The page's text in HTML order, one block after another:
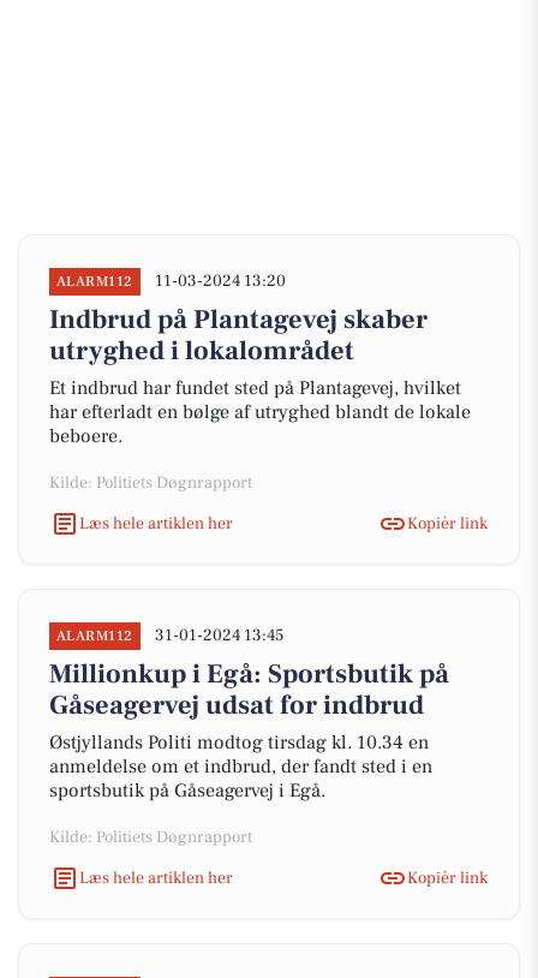
ALARM112 11-03-2024 13:20
Indbrud på Plantagevej skaber
utryghed i lokalområdet
Et indbrud har fundet sted på Plantagevej, hvilket
har efterladt en bølge af utryghed blandt de lokale
beboere.
Kilde: Politiets Døgnrapport
Læs hele artiklen her
Kopiér link
ALARM112 31-01-2024 13:45
Millionkup i Egå: Sportsbutik på
Gåseagervej udsat for indbrud
Østjyllands Politi modtog tirsdag kl. 10.34 en
anmeldelse om et indbrud, der fandt sted i en
sportsbutik på Gåseagervej i Egå.
Kilde: Politiets Døgnrapport
Læs hele artiklen her
Kopiér link